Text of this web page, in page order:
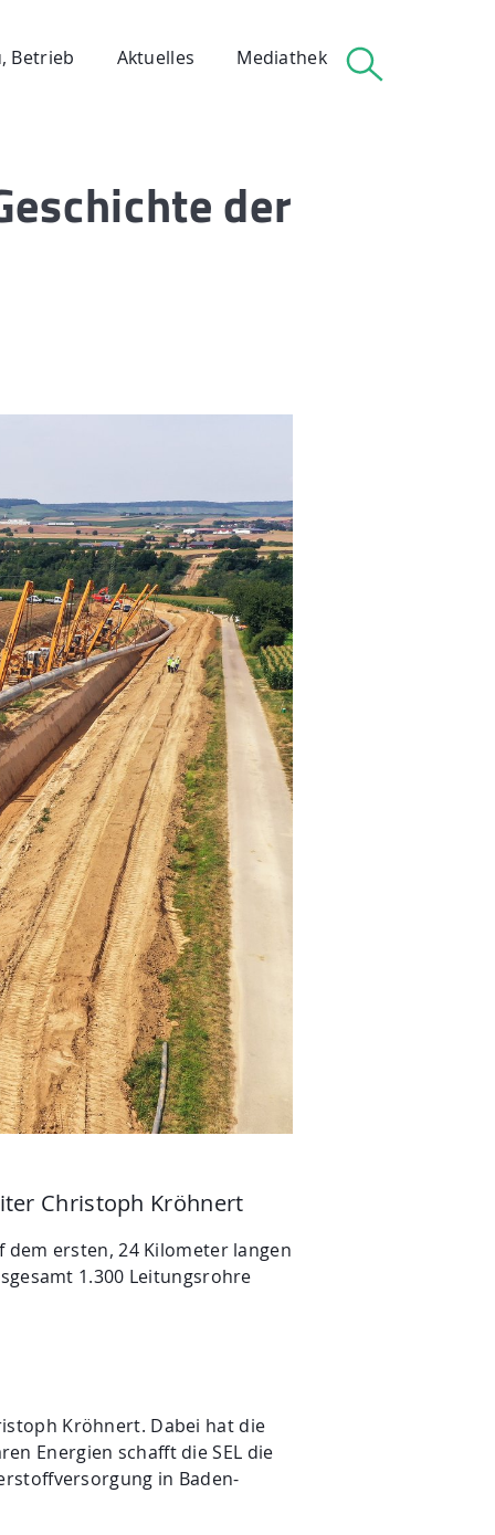
Betrieb Aktuelles Mediathek
der
Christoph Kröhnert
dem ersten, 24 Kilometer langen
1.300 Leitungsrohre
Kröhnert. Dabei hat die
Energien schafft die SEL die
in Baden-